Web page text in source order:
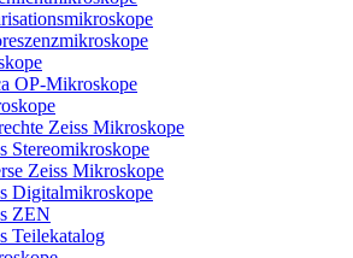
OP-Mikroskope
Zeiss Mikroskope
Stereomikroskope
Zeiss Mikroskope
Digitalmikroskope
ZEN
Teilekatalog